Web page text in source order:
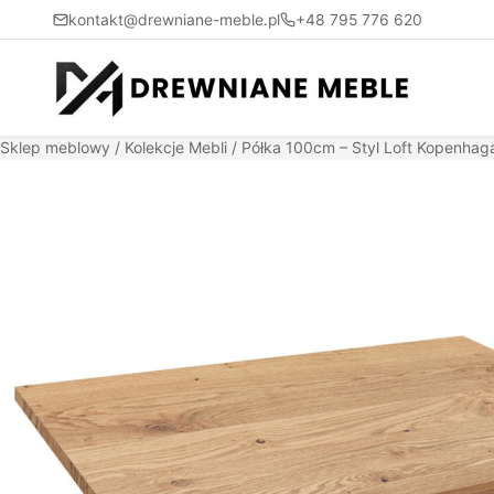
kontakt@drewniane-meble.pl +48 795 776 620
Sklep meblowy / Kolekcje Mebli / Półka 100cm – Styl Loft